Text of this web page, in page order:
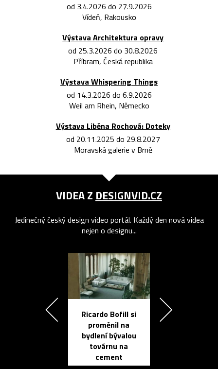
od 3.4.2026 do 27.9.2026
Vídeň, Rakousko
Výstava Architektura opravy
od 25.3.2026 do 30.8.2026
Příbram, Česká republika
Výstava Whispering Things
od 14.3.2026 do 6.9.2026
Weil am Rhein, Německo
Výstava Liběna Rochová: Doteky
od 20.11.2025 do 29.8.2027
Moravská galerie v Brně
VIDEA Z DESIGNVID.CZ
Jedinečný český design video portál. Každý den nová videa
nejen o designu...
Ricardo Bofill si
proměnil na
bydlení bývalou
továrnu na
cement